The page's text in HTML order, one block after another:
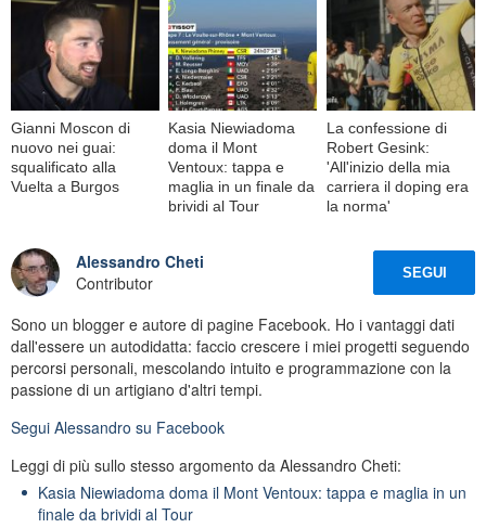
Gianni Moscon di
nuovo nei guai:
squalificato alla
Vuelta a Burgos
Kasia Niewiadoma
doma il Mont
Ventoux: tappa e
maglia in un finale da
brividi al Tour
La confessione di
Robert Gesink:
'All'inizio della mia
carriera il doping era
la norma'
Alessandro Cheti
Contributor
SEGUI
Sono un blogger e autore di pagine Facebook. Ho i vantaggi dati
dall'essere un autodidatta: faccio crescere i miei progetti seguendo
percorsi personali, mescolando intuito e programmazione con la
passione di un artigiano d'altri tempi.
Segui Alessandro su Facebook
Leggi di più sullo stesso argomento da Alessandro Cheti:
Kasia Niewiadoma doma il Mont Ventoux: tappa e maglia in un
finale da brividi al Tour